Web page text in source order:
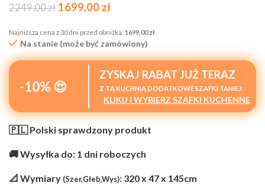
2249,00zł 1699,00 zł
Najniższa cena z 30 dni przed obniżką: 1699,00zł
Na stanie (może być zamówiony)
-10% 😍
ZYSKAJ RABAT JUŻ TERAZ
Z TĄ KUCHNIĄ DODATKOWE SZAFKI TANIEJ:
KLIKIJ I WYBIERZ SZAFKI KUCHENNE
🇵🇱 Polski sprawdzony produkt
🚚 Wysyłka do: 1 dni roboczych
📐 Wymiary (Szer,Głeb,Wys): 320 x 47 x 145cm